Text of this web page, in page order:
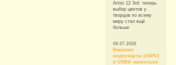
Artist 12 3rd: теперь
выбор цветов у
творцов по всему
миру стал ещё
больше
08.07.2026
Внешние
видеокарты (eGPU)
и USB4: насколько